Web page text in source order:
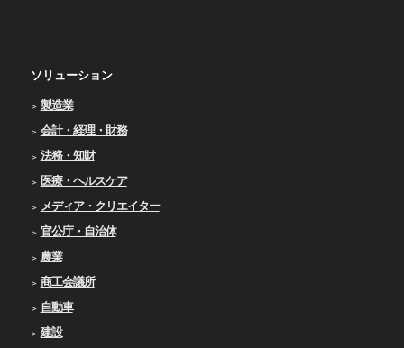
ソリューション
製造業
会計・経理・財務
法務・知財
医療・ヘルスケア
メディア・クリエイター
官公庁・自治体
農業
商工会議所
自動車
建設